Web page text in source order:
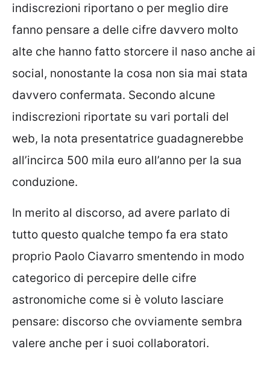
indiscrezioni riportano o per meglio dire
fanno pensare a delle cifre davvero molto
alte che hanno fatto storcere il naso anche ai
social, nonostante la cosa non sia mai stata
davvero confermata. Secondo alcune
indiscrezioni riportate su vari portali del
web, la nota presentatrice guadagnerebbe
all’incirca 500 mila euro all’anno per la sua
conduzione.
In merito al discorso, ad avere parlato di
tutto questo qualche tempo fa era stato
proprio Paolo Ciavarro smentendo in modo
categorico di percepire delle cifre
astronomiche come si è voluto lasciare
pensare: discorso che ovviamente sembra
valere anche per i suoi collaboratori.